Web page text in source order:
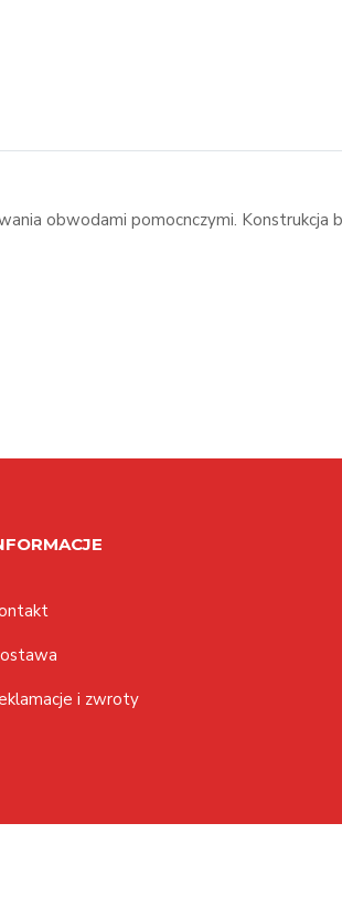
obwodami pomocnczymi. Konstrukcja
i zwroty